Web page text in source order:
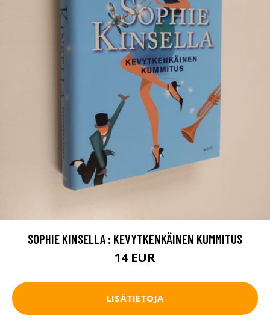
SOPHIE KINSELLA : KEVYTKENKÄINEN KUMMITUS
14 EUR
LISÄTIETOJA